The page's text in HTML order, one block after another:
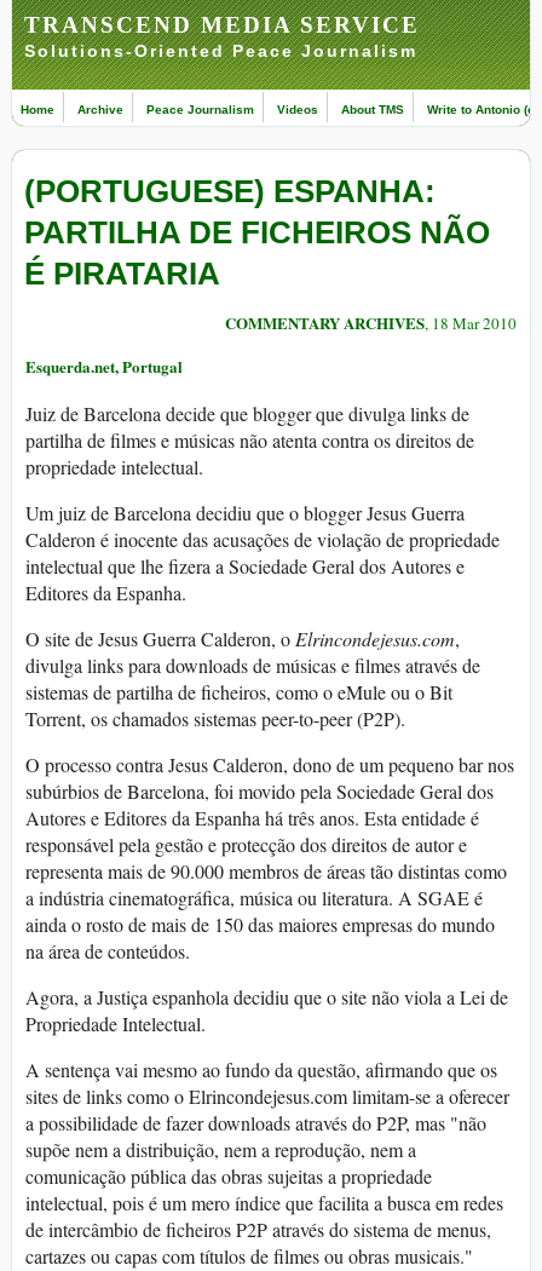
TRANSCEND MEDIA SERVICE
Solutions-Oriented Peace Journalism
Home Archive Peace Journalism Videos About TMS Write to Antonio
(PORTUGUESE) ESPANHA:
PARTILHA DE FICHEIROS NÃO
É PIRATARIA
COMMENTARY ARCHIVES, 18 Mar 2010
Esquerda.net, Portugal
Juiz de Barcelona decide que blogger que divulga links de
partilha de filmes e músicas não atenta contra os direitos de
propriedade intelectual.
Um juiz de Barcelona decidiu que o blogger Jesus Guerra
Calderon é inocente das acusações de violação de propriedade
intelectual que lhe fizera a Sociedade Geral dos Autores e
Editores da Espanha.
O site de Jesus Guerra Calderon, oElrincondejesus.com,
divulga links para downloads de músicas e filmes através de
sistemas de partilha de ficheiros, como o eMule ou o Bit
Torrent, os chamados sistemas peer-to-peer (P2P).
O processo contra Jesus Calderon, dono de um pequeno bar nos
subúrbios de Barcelona, foi movido pela Sociedade Geral dos
Autores e Editores da Espanha há três anos. Esta entidade é
responsável pela gestão e protecção dos direitos de autor e
representa mais de 90.000 membros de áreas tão distintas como
a indústria cinematográfica, música ou literatura. A SGAE é
ainda o rosto de mais de 150 das maiores empresas do mundo
na área de conteúdos.
Agora, a Justiça espanhola decidiu que o site não viola a Lei de
Propriedade Intelectual.
A sentença vai mesmo ao fundo da questão, afirmando que os
sites de links como o Elrincondejesus.com limitam-se a oferecer
a possibilidade de fazer downloads através do P2P, mas "não
supõe nem a distribuição, nem a reprodução, nem a
comunicação pública das obras sujeitas a propriedade
intelectual, pois é um mero índice que facilita a busca em redes
de intercâmbio de ficheiros P2P através do sistema de menus,
cartazes ou capas com títulos de filmes ou obras musicais."